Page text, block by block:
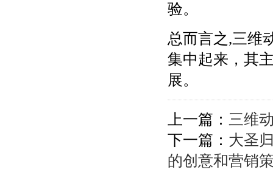
验。
总而言之,三维
集中起来，其
展。
上一篇： 三维
下一篇： 大圣
的创意和营销